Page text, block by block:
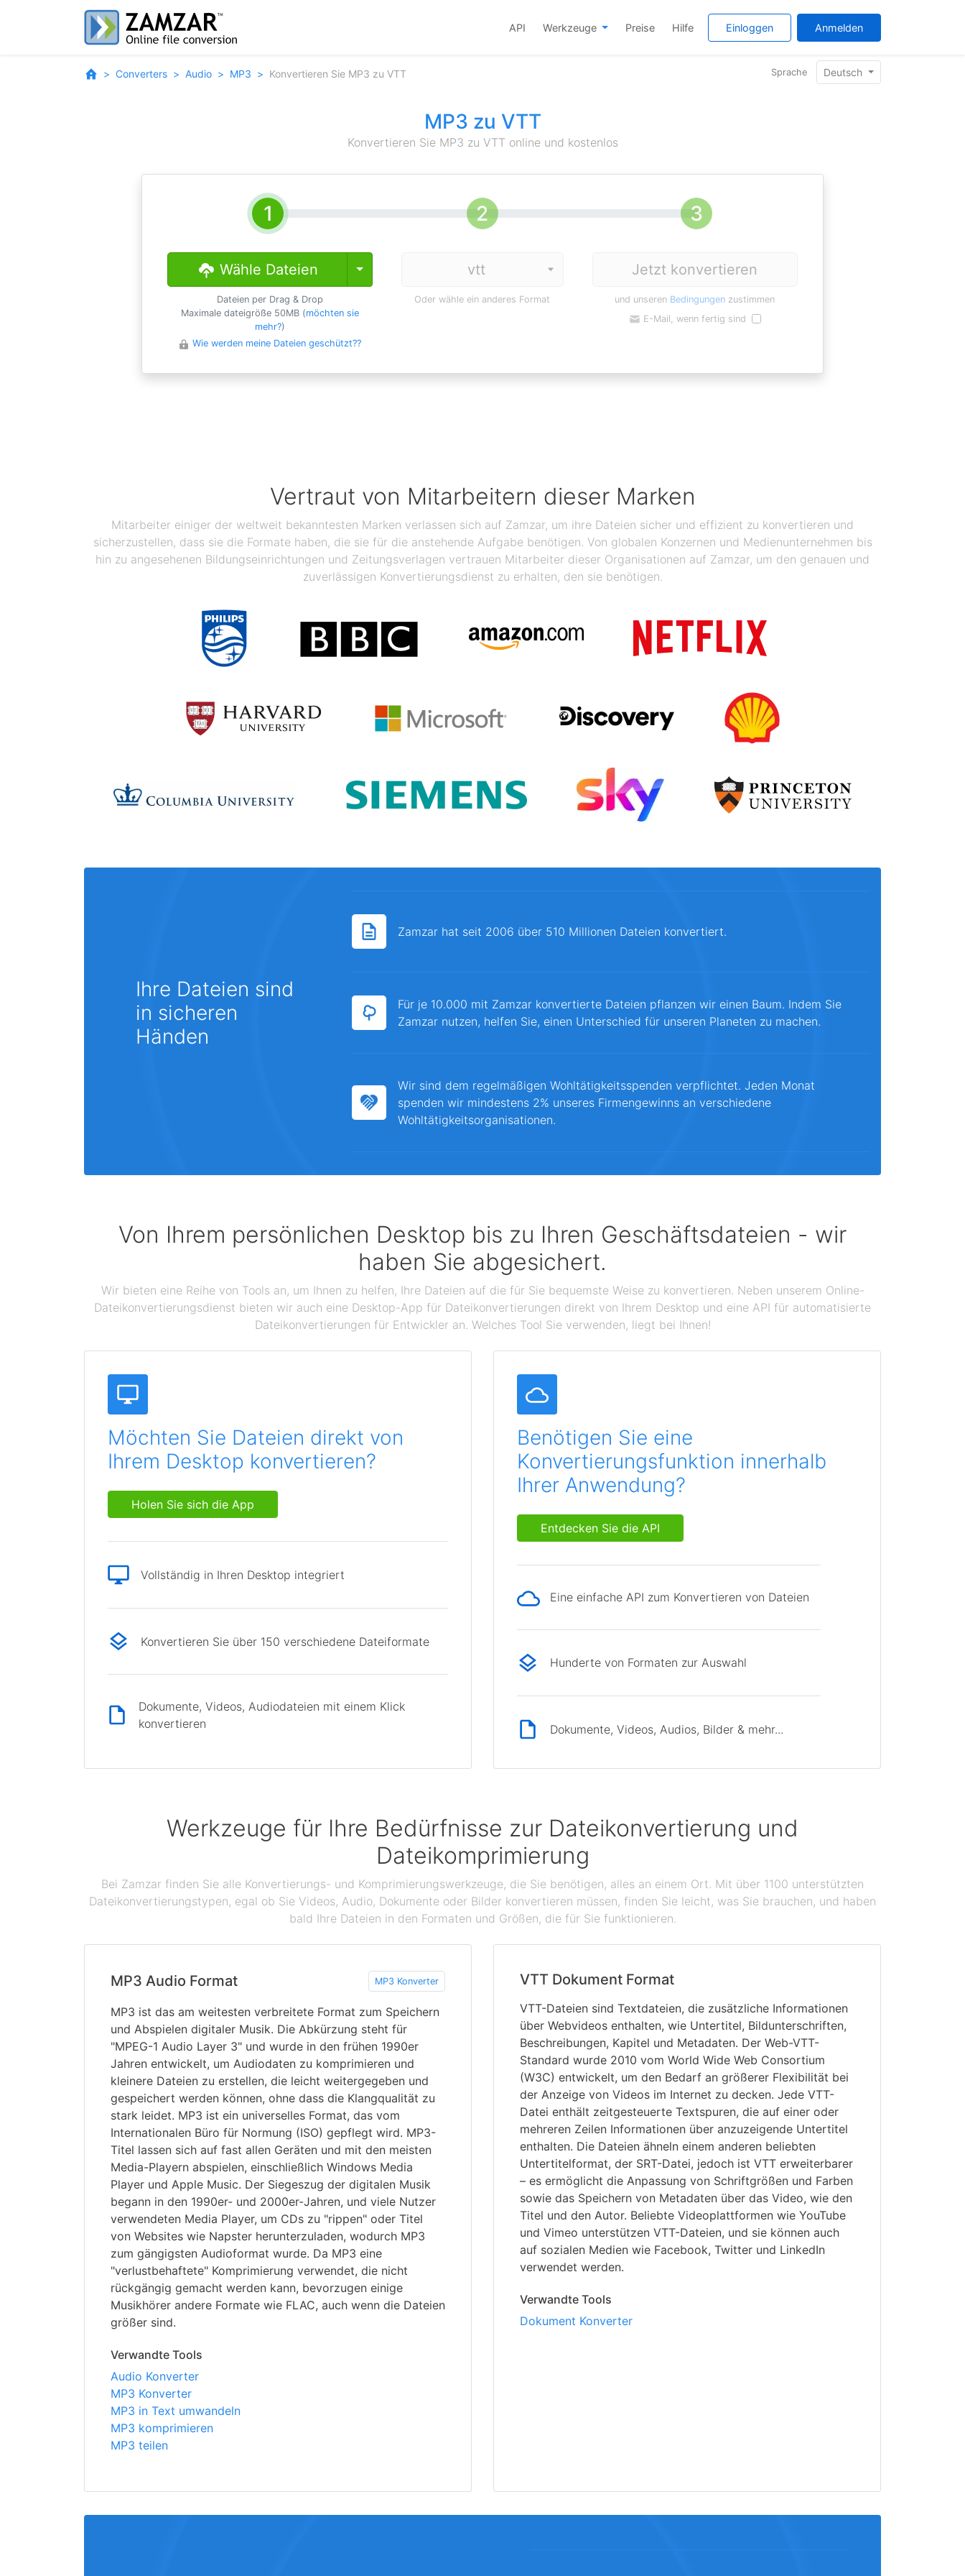
API Werkzeuge Preise Hilfe Einloggen Anmelden
Converters Audio MP3 Konvertieren Sie MP3 zu VTT Sprache Deutsch
MP3 zu VTT
Konvertieren Sie MP3 zu VTT online und kostenlos
Wähle Dateien Toggle Dropdown
Dateien per Drag & Drop
Maximale dateigröße 50MB (möchten sie
mehr?)
Wie werden meine Dateien geschützt??
Oder wähle ein anderes Format
Jetzt konvertieren
und unseren Bedingungen zustimmen
E-Mail, wenn fertig sind
Vertraut von Mitarbeitern dieser Marken
Mitarbeiter einiger der weltweit bekanntesten Marken verlassen sich auf Zamzar, um ihre Dateien sicher und effizient zu konvertieren und
sicherzustellen, dass sie die Formate haben, die sie für die anstehende Aufgabe benötigen. Von globalen Konzernen und Medienunternehmen bis
hin zu angesehenen Bildungseinrichtungen und Zeitungsverlagen vertrauen Mitarbeiter dieser Organisationen auf Zamzar, um den genauen und
zuverlässigen Konvertierungsdienst zu erhalten, den sie benötigen.
Ihre Dateien sind
in sicheren
Händen
Zamzar hat seit 2006 über 510 Millionen Dateien konvertiert.
Für je 10.000 mit Zamzar konvertierte Dateien pflanzen wir einen Baum. Indem Sie
Zamzar nutzen, helfen Sie, einen Unterschied für unseren Planeten zu machen.
Wir sind dem regelmäßigen Wohltätigkeitsspenden verpflichtet. Jeden Monat
spenden wir mindestens 2% unseres Firmengewinns an verschiedene
Wohltätigkeitsorganisationen.
Von Ihrem persönlichen Desktop bis zu Ihren Geschäftsdateien - wir
haben Sie abgesichert.
Wir bieten eine Reihe von Tools an, um Ihnen zu helfen, Ihre Dateien auf die für Sie bequemste Weise zu konvertieren. Neben unserem Online-
Dateikonvertierungsdienst bieten wir auch eine Desktop-App für Dateikonvertierungen direkt von Ihrem Desktop und eine API für automatisierte
Dateikonvertierungen für Entwickler an. Welches Tool Sie verwenden, liegt bei Ihnen!
Möchten Sie Dateien direkt von
Ihrem Desktop konvertieren?
Holen Sie sich die App
Vollständig in Ihren Desktop integriert
Konvertieren Sie über 150 verschiedene Dateiformate
Dokumente, Videos, Audiodateien mit einem Klick
konvertieren
Benötigen Sie eine
Konvertierungsfunktion innerhalb
Ihrer Anwendung?
Entdecken Sie die API
Eine einfache API zum Konvertieren von Dateien
Hunderte von Formaten zur Auswahl
Dokumente, Videos, Audios, Bilder & mehr...
Werkzeuge für Ihre Bedürfnisse zur Dateikonvertierung und
Dateikomprimierung
Bei Zamzar finden Sie alle Konvertierungs- und Komprimierungswerkzeuge, die Sie benötigen, alles an einem Ort. Mit über 1100 unterstützten
Dateikonvertierungstypen, egal ob Sie Videos, Audio, Dokumente oder Bilder konvertieren müssen, finden Sie leicht, was Sie brauchen, und haben
bald Ihre Dateien in den Formaten und Größen, die für Sie funktionieren.
MP3 Audio Format MP3 Konverter
MP3 ist das am weitesten verbreitete Format zum Speichern
und Abspielen digitaler Musik. Die Abkürzung steht für
"MPEG-1 Audio Layer 3" und wurde in den frühen 1990er
Jahren entwickelt, um Audiodaten zu komprimieren und
kleinere Dateien zu erstellen, die leicht weitergegeben und
gespeichert werden können, ohne dass die Klangqualität zu
stark leidet. MP3 ist ein universelles Format, das vom
Internationalen Büro für Normung (ISO) gepflegt wird. MP3-
Titel lassen sich auf fast allen Geräten und mit den meisten
Media-Playern abspielen, einschließlich Windows Media
Player und Apple Music. Der Siegeszug der digitalen Musik
begann in den 1990er- und 2000er-Jahren, und viele Nutzer
verwendeten Media Player, um CDs zu "rippen" oder Titel
von Websites wie Napster herunterzuladen, wodurch MP3
zum gängigsten Audioformat wurde. Da MP3 eine
"verlustbehaftete" Komprimierung verwendet, die nicht
rückgängig gemacht werden kann, bevorzugen einige
Musikhörer andere Formate wie FLAC, auch wenn die Dateien
größer sind.
Verwandte Tools
Audio Konverter
MP3 Konverter
MP3 in Text umwandeln
MP3 komprimieren
MP3 teilen
VTT Dokument Format
VTT-Dateien sind Textdateien, die zusätzliche Informationen
über Webvideos enthalten, wie Untertitel, Bildunterschriften,
Beschreibungen, Kapitel und Metadaten. Der Web-VTT-
Standard wurde 2010 vom World Wide Web Consortium
(W3C) entwickelt, um den Bedarf an größerer Flexibilität bei
der Anzeige von Videos im Internet zu decken. Jede VTT-
Datei enthält zeitgesteuerte Textspuren, die auf einer oder
mehreren Zeilen Informationen über anzuzeigende Untertitel
enthalten. Die Dateien ähneln einem anderen beliebten
Untertitelformat, der SRT-Datei, jedoch ist VTT erweiterbarer
– es ermöglicht die Anpassung von Schriftgrößen und Farben
sowie das Speichern von Metadaten über das Video, wie den
Titel und den Autor. Beliebte Videoplattformen wie YouTube
und Vimeo unterstützen VTT-Dateien, und sie können auch
auf sozialen Medien wie Facebook, Twitter und LinkedIn
verwendet werden.
Verwandte Tools
Dokument Konverter